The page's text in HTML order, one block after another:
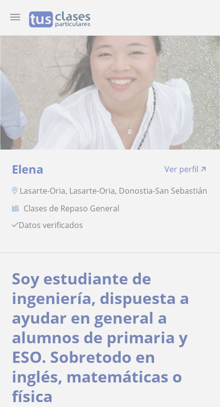
Elena
Ver perfil
Lasarte-Oria, Lasarte-Oria, Donostia-San Sebastián
Clases de Repaso General
Datos verificados
Soy estudiante de
ingeniería, dispuesta a
ayudar en general a
alumnos de primaria y
ESO. Sobretodo en
inglés, matemáticas o
física